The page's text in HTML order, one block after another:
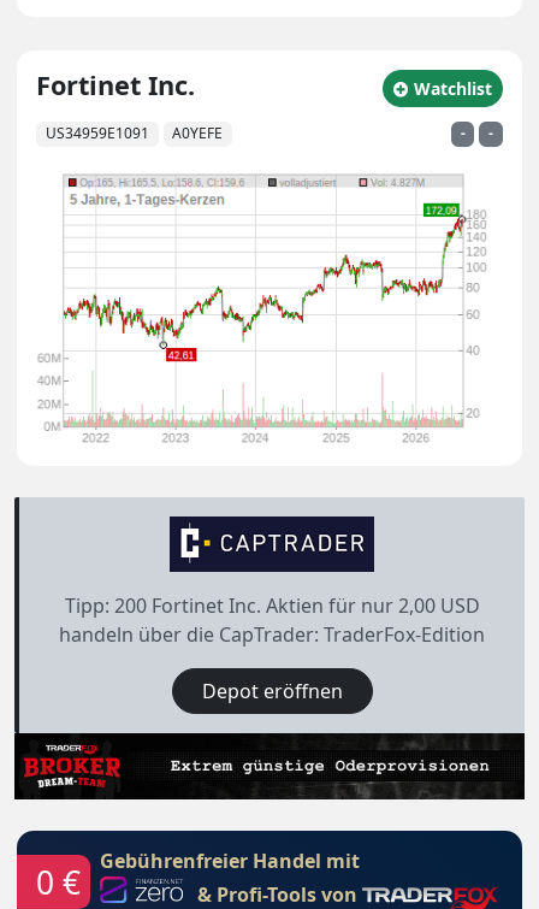
zu Watchlist
Watchlist
Fortinet Inc.
US34959E1091 A0YEFE - -
Tipp: 200 Fortinet Inc. Aktien für nur 2,00 USD
handeln über die CapTrader: TraderFox-Edition
Depot eröffnen
0 €
Gebührenfreier Handel mit
& Profi-Tools von